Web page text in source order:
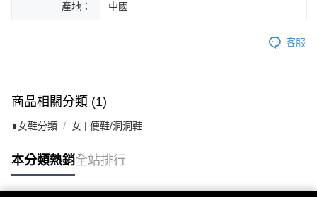
產地： 中國
客服
商品相關分類 (1)
∎女鞋分類 女 | 便鞋/洞洞鞋
本分類熱銷全站排行